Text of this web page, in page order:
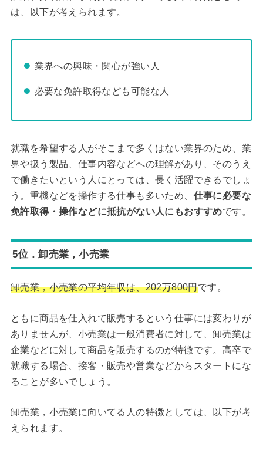
は、以下が考えられます。
業界への興味・関心が強い人
必要な免許取得なども可能な人
就職を希望する人がそこまで多くはない業界のため、業
界や扱う製品、仕事内容などへの理解があり、そのうえ
で働きたいという人にとっては、長く活躍できるでしょ
う。重機などを操作する仕事も多いため、 仕事に必要な
免許取得・操作などに抵抗がない人にもおすすめです。
5位．卸売業，小売業
卸売業，小売業の平均年収は、202万800円です。
ともに商品を仕入れて販売するという仕事には変わりが
ありませんが、小売業は一般消費者に対して、卸売業は
企業などに対して商品を販売するのが特徴です。高卒で
就職する場合、接客・販売や営業などからスタートにな
ることが多いでしょう。
卸売業，小売業に向いてる人の特徴としては、以下が考
えられます。